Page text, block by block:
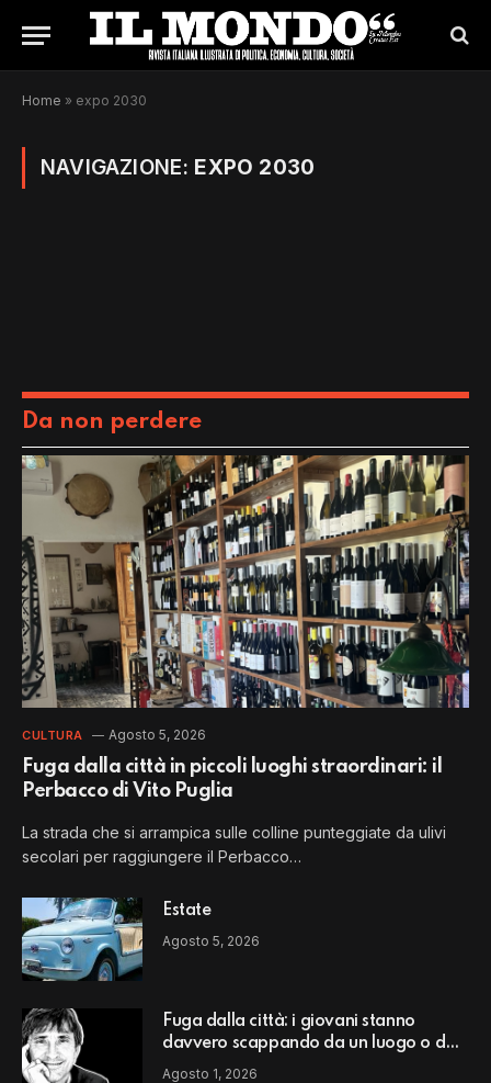
Home » expo 2030
NAVIGAZIONE: EXPO 2030
Da non perdere
CULTURA Agosto 5, 2026
Fuga dalla città in piccoli luoghi straordinari: il
Perbacco di Vito Puglia
La strada che si arrampica sulle colline punteggiate da ulivi
secolari per raggiungere il Perbacco…
Estate
Agosto 5, 2026
Fuga dalla città: i giovani stanno
davvero scappando da un luogo o da
un modello di vita?
Agosto 1, 2026